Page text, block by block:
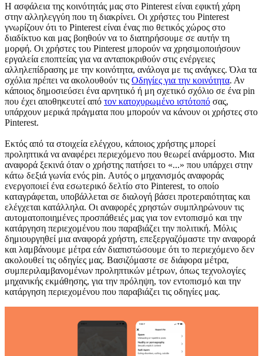
Η ασφάλεια της κοινότητάς μας στο Pinterest είναι εφικτή χάρη
στην αλληλεγγύη που τη διακρίνει. Οι χρήστες του Pinterest
γνωρίζουν ότι το Pinterest είναι ένας πιο θετικός χώρος στο
διαδίκτυο και μας βοηθούν να το διατηρήσουμε σε αυτήν τη
μορφή. Οι χρήστες του Pinterest μπορούν να χρησιμοποιήσουν
εργαλεία εποπτείας για να ανταποκριθούν στις ενέργειες
αλληλεπίδρασης με την κοινότητα, ανάλογα με τις ανάγκες. Όλα τα
σχόλια πρέπει να ακολουθούν τις Οδηγίες για την κοινότητα. Αν
κάποιος δημοσιεύσει ένα αρνητικό ή μη σχετικό σχόλιο σε ένα pin
που έχει αποθηκευτεί από τον κατοχυρωμένο ιστότοπό σας,
υπάρχουν μερικά πράγματα που μπορούν να κάνουν οι χρήστες στο
Pinterest.
Εκτός από τα στοιχεία ελέγχου, κάποιος χρήστης μπορεί
προληπτικά να αναφέρει περιεχόμενο που θεωρεί ανάρμοστο. Μια
αναφορά ξεκινά όταν ο χρήστης πατήσει το «...» που υπάρχει στην
κάτω δεξιά γωνία ενός pin. Αυτός ο μηχανισμός αναφοράς
ενεργοποιεί ένα εσωτερικό δελτίο στο Pinterest, το οποίο
καταγράφεται, υποβάλλεται σε διαλογή βάσει προτεραιότητας και
ελέγχεται κατάλληλα. Οι αναφορές χρηστών συμπληρώνουν τις
αυτοματοποιημένες προσπάθειές μας για τον εντοπισμό και την
κατάργηση περιεχομένου που παραβιάζει την πολιτική. Μόλις
δημιουργηθεί μια αναφορά χρήστη, επεξεργαζόμαστε την αναφορά
και λαμβάνουμε μέτρα εάν διαπιστώσουμε ότι το περιεχόμενο δεν
ακολουθεί τις οδηγίες μας. Βασιζόμαστε σε διάφορα μέτρα,
συμπεριλαμβανομένων προληπτικών μέτρων, όπως τεχνολογίες
μηχανικής εκμάθησης, για την πρόληψη, τον εντοπισμό και την
κατάργηση περιεχομένου που παραβιάζει τις οδηγίες μας.